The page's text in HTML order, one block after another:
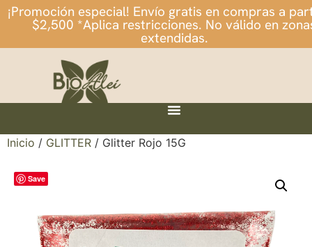
¡Promoción especial! Envío gratis en compras a
$2,500 *Aplica restricciones. No válido en
extendidas.
Inicio / GLITTER / Glitter Rojo 15G
Save